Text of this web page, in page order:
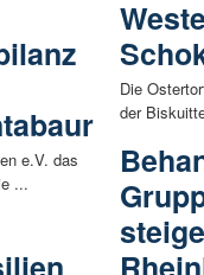
e.V. das
...
Die
der